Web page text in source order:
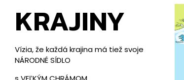
KRAJINY
Vízia, že každá krajina má tiež svoje
NÁRODNÉ SÍDLO